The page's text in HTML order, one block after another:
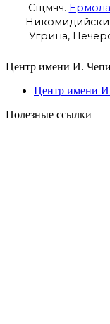
Сщмчч.
Угрина,
Центр имени И.
Центр имени
Полезные ссылки